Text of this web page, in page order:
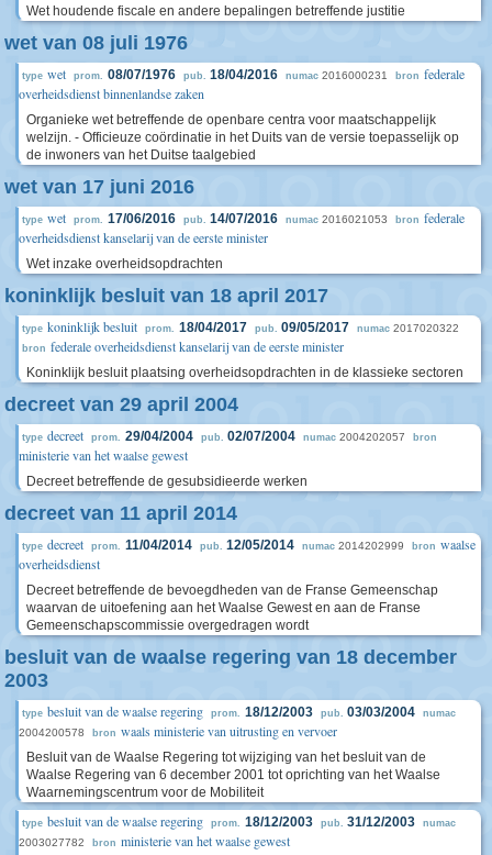
Wet houdende fiscale en andere bepalingen betreffende justitie
wet van 08 juli 1976
type wet prom. 08/07/1976 pub. 18/04/2016 numac 2016000231 bron federale
overheidsdienst binnenlandse zaken
Organieke wet betreffende de openbare centra voor maatschappelijk
welzijn. - Officieuze coördinatie in het Duits van de versie toepasselijk op
de inwoners van het Duitse taalgebied
wet van 17 juni 2016
type wet prom. 17/06/2016 pub. 14/07/2016 numac 2016021053 bron federale
overheidsdienst kanselarij van de eerste minister
Wet inzake overheidsopdrachten
koninklijk besluit van 18 april 2017
type koninklijk besluit prom. 18/04/2017 pub. 09/05/2017 numac 2017020322
bron federale overheidsdienst kanselarij van de eerste minister
Koninklijk besluit plaatsing overheidsopdrachten in de klassieke sectoren
decreet van 29 april 2004
type decreet prom. 29/04/2004 pub. 02/07/2004 numac 2004202057 bron
ministerie van het waalse gewest
Decreet betreffende de gesubsidieerde werken
decreet van 11 april 2014
type decreet prom. 11/04/2014 pub. 12/05/2014 numac 2014202999 bron waalse
overheidsdienst
Decreet betreffende de bevoegdheden van de Franse Gemeenschap
waarvan de uitoefening aan het Waalse Gewest en aan de Franse
Gemeenschapscommissie overgedragen wordt
besluit van de waalse regering van 18 december
2003
type besluit van de waalse regering prom. 18/12/2003 pub. 03/03/2004 numac
2004200578 bron waals ministerie van uitrusting en vervoer
Besluit van de Waalse Regering tot wijziging van het besluit van de
Waalse Regering van 6 december 2001 tot oprichting van het Waalse
Waarnemingscentrum voor de Mobiliteit
type besluit van de waalse regering prom. 18/12/2003 pub. 31/12/2003 numac
2003027782 bron ministerie van het waalse gewest